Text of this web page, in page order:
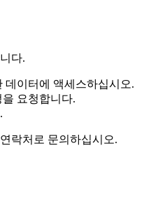
다.
데이터에 액세스하십시오.
요청합니다.
락처로 문의하십시오.